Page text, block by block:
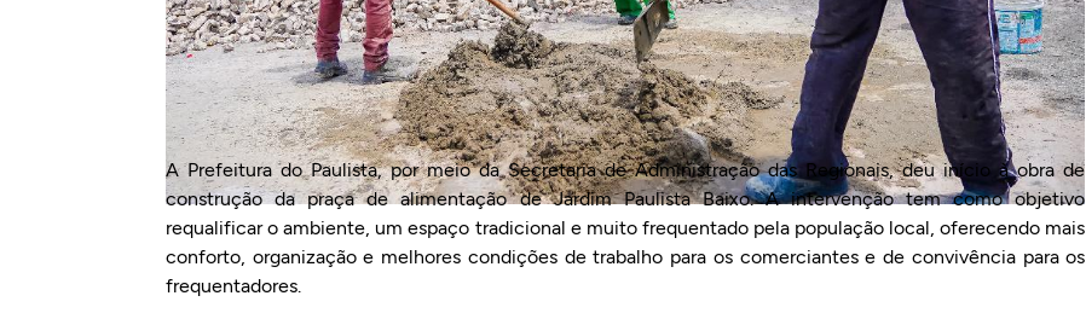
A Prefeitura do Paulista, por meio da Secretaria de Administração das Regionais, deu início à obra de
construção da praça de alimentação de Jardim Paulista Baixo. A intervenção tem como objetivo
requalificar o ambiente, um espaço tradicional e muito frequentado pela população local, oferecendo mais
conforto, organização e melhores condições de trabalho para os comerciantes e de convivência para os
frequentadores.